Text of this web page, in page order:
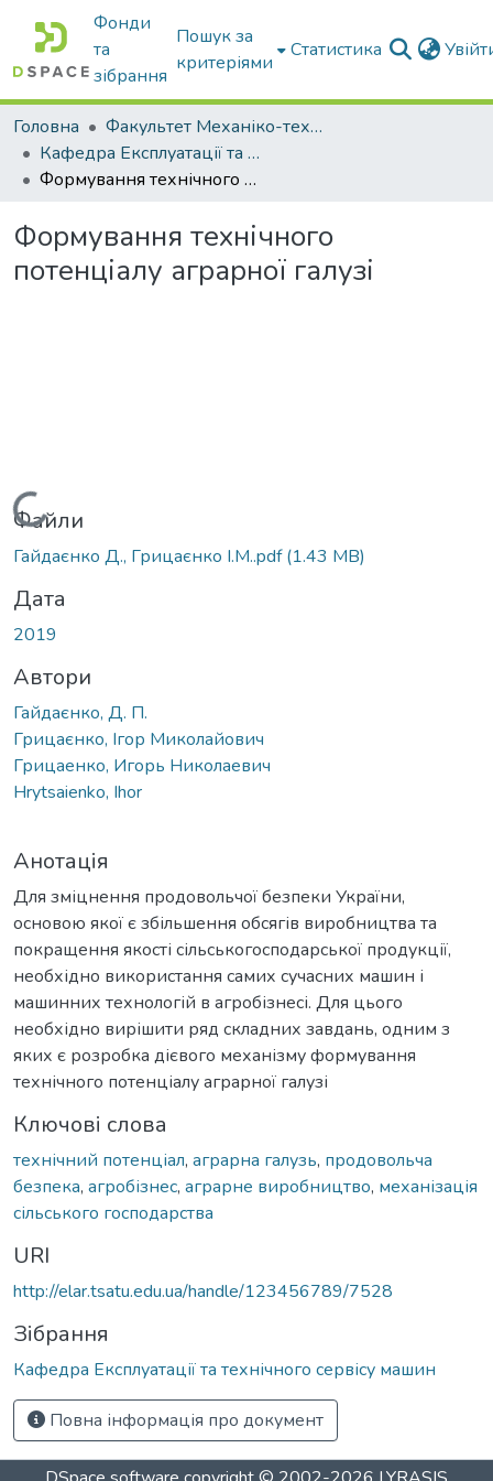
Фонди
та
зібрання
Пошук за
критеріями
Статистика
Головна
Факультет Механіко-технологічний
Кафедра Експлуатації та технічного сервісу машин
Формування технічного потенціалу аграрної галузі
Формування технічного
потенціалу аграрної галузі
Вантажиться...
Файли
Гайдаєнко Д., Грицаєнко І.М..pdf(1.43 MB)
Дата
2019
Автори
Гайдаєнко, Д. П.
Грицаєнко, Ігор Миколайович
Грицаенко, Игорь Николаевич
Hrytsaienko, Ihor
Анотація
Для зміцнення продовольчої безпеки України,
основою якої є збільшення обсягів виробництва та
покращення якості сільськогосподарської продукції,
необхідно використання самих сучасних машин і
машинних технологій в агробізнесі. Для цього
необхідно вирішити ряд складних завдань, одним з
яких є розробка дієвого механізму формування
технічного потенціалу аграрної галузі
Ключові слова
технічний потенціал, аграрна галузь, продовольча
безпека, агробізнес, аграрне виробництво, механізація
сільського господарства
URI
http://elar.tsatu.edu.ua/handle/123456789/7528
Зібрання
Кафедра Експлуатації та технічного сервісу машин
Повна інформація про документ